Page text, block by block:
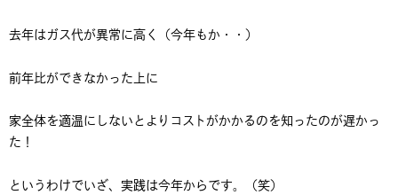
去年はガス代が異常に高く（今年もか・・）
前年比ができなかった上に
家全体を適温にしないとよりコストがかかるのを知ったのが遅かっ
た！
というわけでいざ、実践は今年からです。（笑）